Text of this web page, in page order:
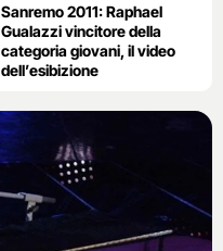
Sanremo 2011: Raphael
Gualazzi vincitore della
categoria giovani, il video
dell’esibizione